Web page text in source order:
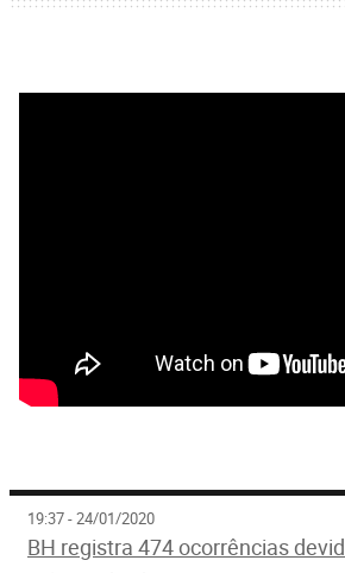
19:37 - 24/01/2020
BH registra 474 ocorrências